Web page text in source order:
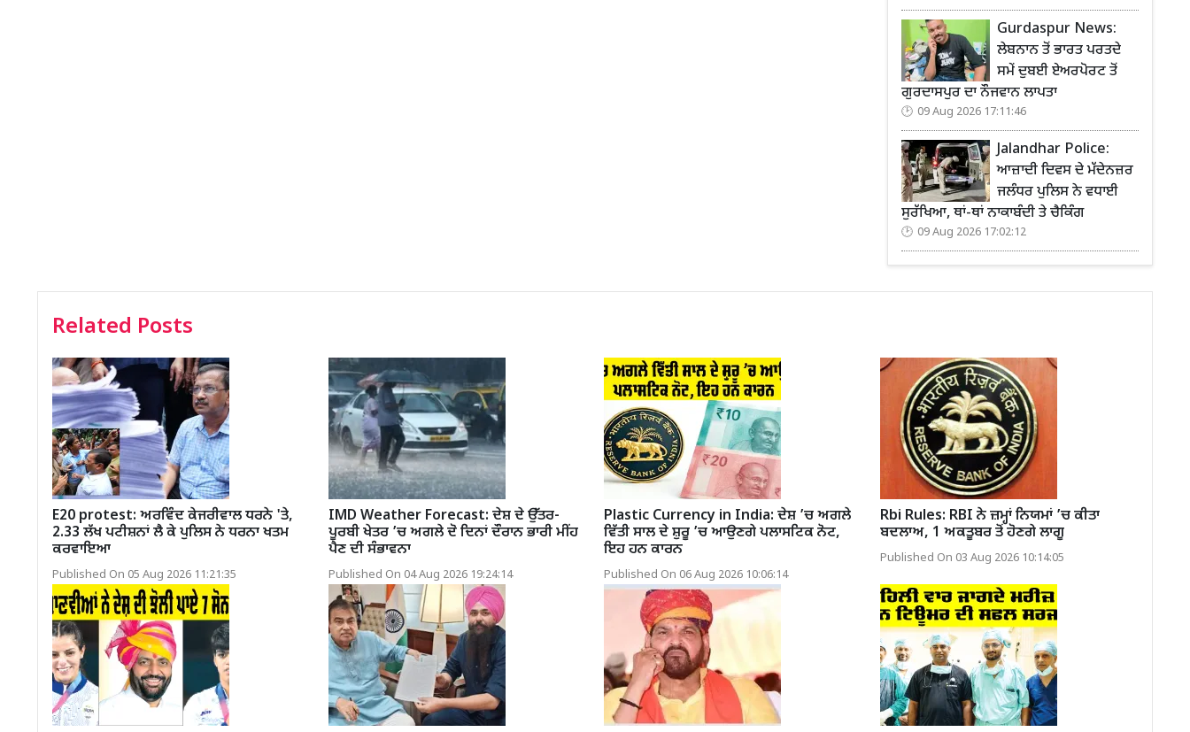
Gurdaspur News:
ਲੇਬਨਾਨ ਤੋਂ ਭਾਰਤ ਪਰਤਦੇ
ਸਮੇਂ ਦੁਬਈ ਏਅਰਪੋਰਟ ਤੋਂ
ਗੁਰਦਾਸਪੁਰ ਦਾ ਨੌਜਵਾਨ ਲਾਪਤਾ
09 Aug 2026 17:11:46
Jalandhar Police:
ਆਜ਼ਾਦੀ ਦਿਵਸ ਦੇ ਮੱਦੇਨਜ਼ਰ
ਜਲੰਧਰ ਪੁਲਿਸ ਨੇ ਵਧਾਈ
ਸੁਰੱਖਿਆ, ਥਾਂ-ਥਾਂ ਨਾਕਾਬੰਦੀ ਤੇ ਚੈਕਿੰਗ
09 Aug 2026 17:02:12
Related Posts
E20 protest: ਅਰਵਿੰਦ ਕੇਜਰੀਵਾਲ ਧਰਨੇ 'ਤੇ,
2.33 ਲੱਖ ਪਟੀਸ਼ਨਾਂ ਲੈ ਕੇ ਪੁਲਿਸ ਨੇ ਧਰਨਾ ਖਤਮ
ਕਰਵਾਇਆ
Published On 05 Aug 2026 11:21:35
IMD Weather Forecast: ਦੇਸ਼ ਦੇ ਉੱਤਰ-
ਪੂਰਬੀ ਖੇਤਰ ’ਚ ਅਗਲੇ ਦੋ ਦਿਨਾਂ ਦੌਰਾਨ ਭਾਰੀ ਮੀਂਹ
ਪੈਣ ਦੀ ਸੰਭਾਵਨਾ
Published On 04 Aug 2026 19:24:14
Plastic Currency in India: ਦੇਸ਼ ’ਚ ਅਗਲੇ
ਵਿੱਤੀ ਸਾਲ ਦੇ ਸ਼ੁਰੂ ’ਚ ਆਉਣਗੇ ਪਲਾਸਟਿਕ ਨੋਟ,
ਇਹ ਹਨ ਕਾਰਨ
Published On 06 Aug 2026 10:06:14
Rbi Rules: RBI ਨੇ ਜ਼ਮ੍ਹਾਂ ਨਿਯਮਾਂ ’ਚ ਕੀਤਾ
ਬਦਲਾਅ, 1 ਅਕਤੂਬਰ ਤੋਂ ਹੋਣਗੇ ਲਾਗੂ
Published On 03 Aug 2026 10:14:05